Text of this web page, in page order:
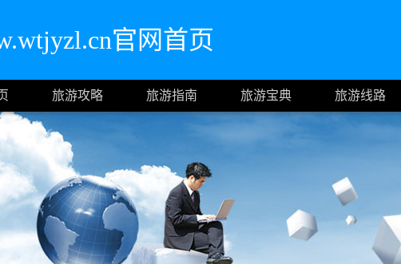
官网首页
旅游攻略 旅游指南 旅游宝典 旅游线路